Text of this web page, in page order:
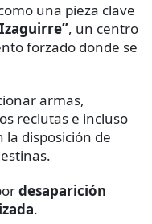
una pieza clave
, un centro
forzado donde se
armas,
reclutas e incluso
disposición de
desaparición
.